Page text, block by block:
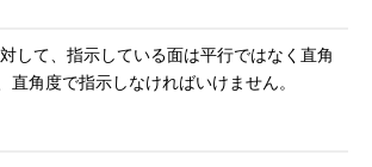
して、指示している面は平行ではなく直角
直角度で指示しなければいけません。